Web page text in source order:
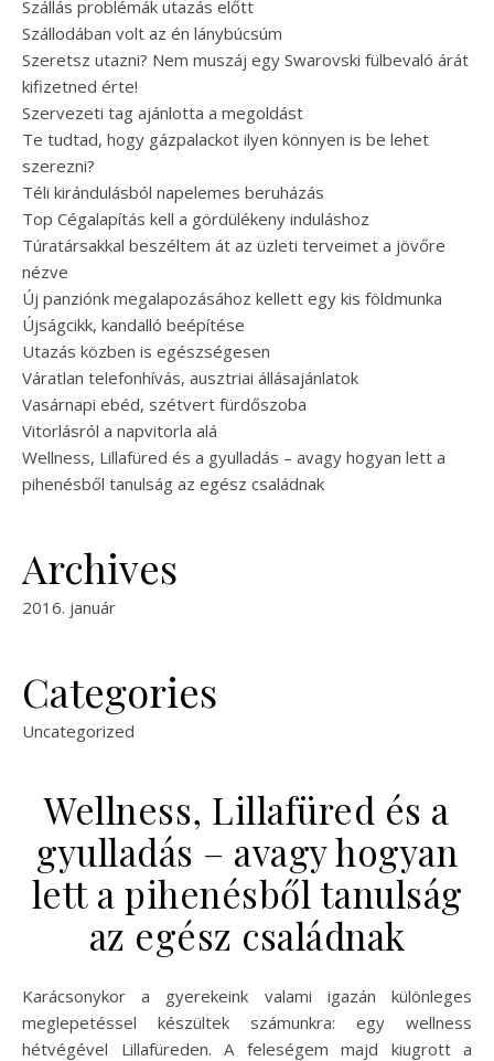
Szállás problémák utazás előtt
Szállodában volt az én lánybúcsúm
Szeretsz utazni? Nem muszáj egy Swarovski fülbevaló árát
kifizetned érte!
Szervezeti tag ajánlotta a megoldást
Te tudtad, hogy gázpalackot ilyen könnyen is be lehet
szerezni?
Téli kirándulásból napelemes beruházás
Top Cégalapítás kell a gördülékeny induláshoz
Túratársakkal beszéltem át az üzleti terveimet a jövőre
nézve
Új panziónk megalapozásához kellett egy kis földmunka
Újságcikk, kandalló beépítése
Utazás közben is egészségesen
Váratlan telefonhívás, ausztriai állásajánlatok
Vasárnapi ebéd, szétvert fürdőszoba
Vitorlásról a napvitorla alá
Wellness, Lillafüred és a gyulladás – avagy hogyan lett a
pihenésből tanulság az egész családnak
Archives
2016. január
Categories
Uncategorized
Wellness, Lillafüred és a
gyulladás – avagy hogyan
lett a pihenésből tanulság
az egész családnak
Karácsonykor a gyerekeink valami igazán különleges
meglepetéssel készültek számunkra: egy wellness
hétvégével Lillafüreden. A feleségem majd kiugrott a